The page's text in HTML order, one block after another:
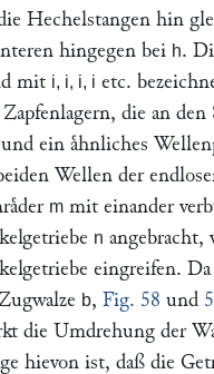
Hechelstangen hin
hingegen bei h.
mit i, i, i, i etc.
die an den
ein aͤhnliches
Wellen der
m mit einander
n angebracht,
eingreifen.
b, Fig. 58 und
die Umdrehung der
hievon ist, daß die